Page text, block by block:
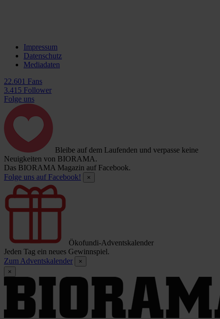
Impressum
Datenschutz
Mediadaten
22.601 Fans
3.415 Follower
Folge uns
Bleibe auf dem Laufenden und verpasse keine
Neuigkeiten von BIORAMA.
Das BIORAMA Magazin auf Facebook.
Folge uns auf Facebook!
×
Ökofundi-Adventskalender
Jeden Tag ein neues Gewinnspiel.
Zum Adventskalender
×
×